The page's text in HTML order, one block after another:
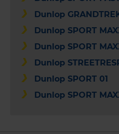
Dunlop
Dunlop SPORT
Dunlop SPORT
Dunlop
Dunlop SPORT 01
Dunlop SPORT